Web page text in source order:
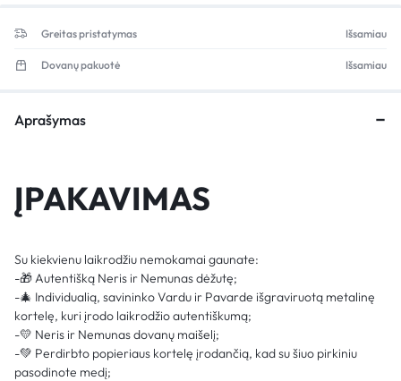
Greitas pristatymas Išsamiau
Dovanų pakuotė Išsamiau
Aprašymas
ĮPAKAVIMAS
Su kiekvienu laikrodžiu nemokamai gaunate:
-🎁 Autentišką Neris ir Nemunas dėžutę;
-🎄 Individualią, savininko Vardu ir Pavarde išgraviruotą metalinę
kortelę, kuri įrodo laikrodžio autentiškumą;
-💛 Neris ir Nemunas dovanų maišelį;
-💚 Perdirbto popieriaus kortelę įrodančią, kad su šiuo pirkiniu
pasodinote medį;